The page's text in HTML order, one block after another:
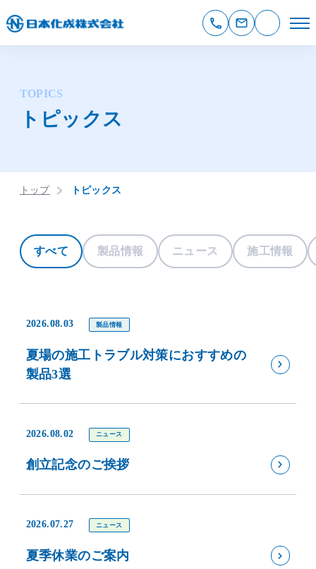
TOPICS
トピックス
トップ トピックス
すべて 製品情報 ニュース 施工情報
2026.08.03 製品情報
夏場の施工トラブル対策におすすめの
製品3選
2026.08.02 ニュース
創立記念のご挨拶
2026.07.27 ニュース
夏季休業のご案内